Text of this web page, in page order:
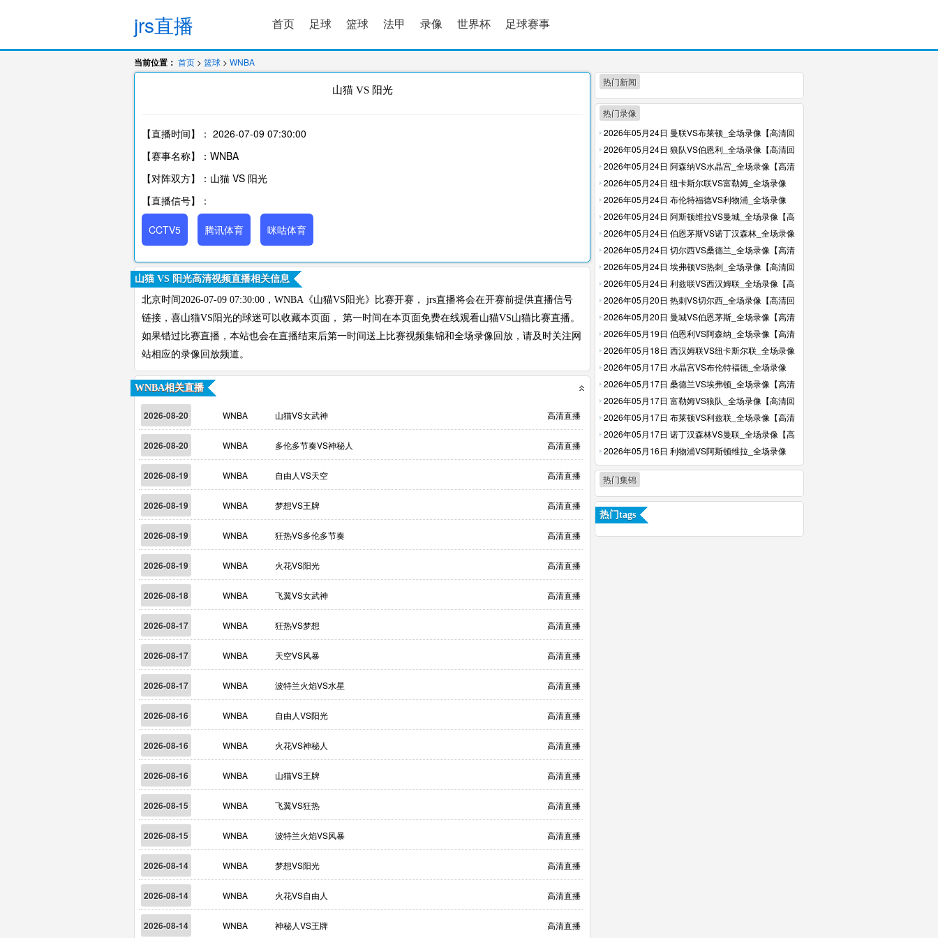
jrs直播 首页 足球 篮球 法甲 录像 世界杯 足球赛事
当前位置： 首页 > 篮球 > WNBA
山猫 VS 阳光
【直播时间】： 2026-07-09 07:30:00
【赛事名称】：WNBA
【对阵双方】：山猫 VS 阳光
【直播信号】：
CCTV5 腾讯体育 咪咕体育
山猫 VS 阳光高清视频直播相关信息
北京时间2026-07-09 07:30:00，WNBA《山猫VS阳光》比赛开赛， jrs直播将会在开赛前提供直播信号
链接，喜山猫VS阳光的球迷可以收藏本页面， 第一时间在本页面免费在线观看山猫VS山猫比赛直播。
如果错过比赛直播，本站也会在直播结束后第一时间送上比赛视频集锦和全场录像回放，请及时关注网
站相应的录像回放频道。
WNBA相关直播
2026-08-20 WNBA 山猫VS女武神 高清直播
2026-08-20 WNBA 多伦多节奏VS神秘人 高清直播
2026-08-19 WNBA 自由人VS天空 高清直播
2026-08-19 WNBA 梦想VS王牌 高清直播
2026-08-19 WNBA 狂热VS多伦多节奏 高清直播
2026-08-19 WNBA 火花VS阳光 高清直播
2026-08-18 WNBA 飞翼VS女武神 高清直播
2026-08-17 WNBA 狂热VS梦想 高清直播
2026-08-17 WNBA 天空VS风暴 高清直播
2026-08-17 WNBA 波特兰火焰VS水星 高清直播
2026-08-16 WNBA 自由人VS阳光 高清直播
2026-08-16 WNBA 火花VS神秘人 高清直播
2026-08-16 WNBA 山猫VS王牌 高清直播
2026-08-15 WNBA 飞翼VS狂热 高清直播
2026-08-15 WNBA 波特兰火焰VS风暴 高清直播
2026-08-14 WNBA 梦想VS阳光 高清直播
2026-08-14 WNBA 火花VS自由人 高清直播
2026-08-14 WNBA 神秘人VS王牌 高清直播
热门新闻
热门录像
2026年05月24日 曼联VS布莱顿_全场录像【高清回
放】
2026年05月24日 狼队VS伯恩利_全场录像【高清回
放】
2026年05月24日 阿森纳VS水晶宫_全场录像【高清
回放】
2026年05月24日 纽卡斯尔联VS富勒姆_全场录像
【高清回放】
2026年05月24日 布伦特福德VS利物浦_全场录像
【高清回放】
2026年05月24日 阿斯顿维拉VS曼城_全场录像【高
清回放】
2026年05月24日 伯恩茅斯VS诺丁汉森林_全场录像
【高清回放】
2026年05月24日 切尔西VS桑德兰_全场录像【高清
回放】
2026年05月24日 埃弗顿VS热刺_全场录像【高清回
放】
2026年05月24日 利兹联VS西汉姆联_全场录像【高
清回放】
2026年05月20日 热刺VS切尔西_全场录像【高清回
放】
2026年05月20日 曼城VS伯恩茅斯_全场录像【高清
回放】
2026年05月19日 伯恩利VS阿森纳_全场录像【高清
回放】
2026年05月18日 西汉姆联VS纽卡斯尔联_全场录像
【高清回放】
2026年05月17日 水晶宫VS布伦特福德_全场录像
【高清回放】
2026年05月17日 桑德兰VS埃弗顿_全场录像【高清
回放】
2026年05月17日 富勒姆VS狼队_全场录像【高清回
放】
2026年05月17日 布莱顿VS利兹联_全场录像【高清
回放】
2026年05月17日 诺丁汉森林VS曼联_全场录像【高
清回放】
2026年05月16日 利物浦VS阿斯顿维拉_全场录像
【高清回放】
热门集锦
热门tags